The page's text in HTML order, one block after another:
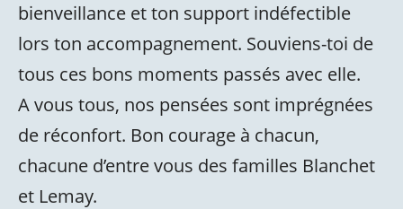
bienveillance et ton support indéfectible
lors ton accompagnement. Souviens-toi de
tous ces bons moments passés avec elle.
A vous tous, nos pensées sont imprégnées
de réconfort. Bon courage à chacun,
chacune d’entre vous des familles Blanchet
et Lemay.